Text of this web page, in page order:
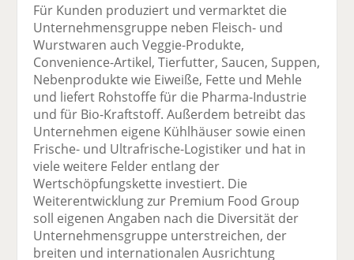
Für Kunden produziert und vermarktet die
Unternehmensgruppe neben Fleisch- und
Wurstwaren auch Veggie-Produkte,
Convenience-Artikel, Tierfutter, Saucen, Suppen,
Nebenprodukte wie Eiweiße, Fette und Mehle
und liefert Rohstoffe für die Pharma-Industrie
und für Bio-Kraftstoff. Außerdem betreibt das
Unternehmen eigene Kühlhäuser sowie einen
Frische- und Ultrafrische-Logistiker und hat in
viele weitere Felder entlang der
Wertschöpfungskette investiert. Die
Weiterentwicklung zur Premium Food Group
soll eigenen Angaben nach die Diversität der
Unternehmensgruppe unterstreichen, der
breiten und internationalen Ausrichtung